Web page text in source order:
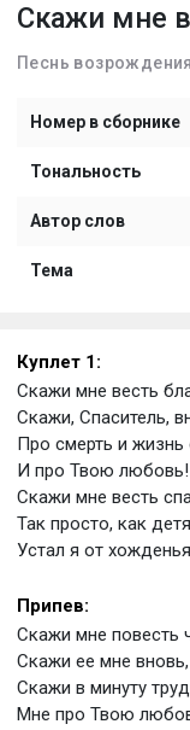
Скажи мне
Песнь
Номер в сборнике
Тональность
Автор слов
Тема
Куплет 1:
Скажи мне весть
Скажи, Спаситель,
Про смерть и жизнь
И про Твою любовь!
Скажи мне весть
Так просто, как
Устал я от
Припев:
Скажи мне повесть
Скажи ее мне вновь,
Скажи в минуту
Мне про Твою